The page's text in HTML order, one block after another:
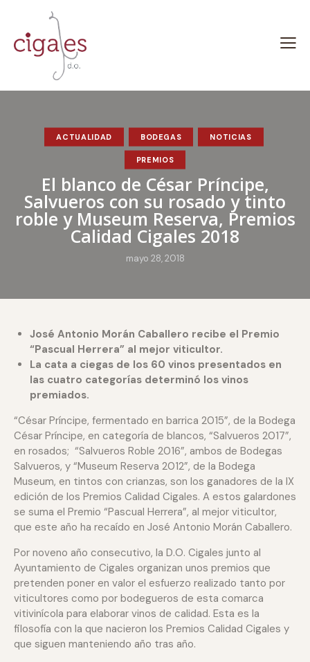
ACTUALIDAD BODEGAS NOTICIAS
PREMIOS
El blanco de César Príncipe,
Salvueros con su rosado y tinto
roble y Museum Reserva, Premios
Calidad Cigales 2018
mayo 28, 2018
José Antonio Morán Caballero recibe el Premio
“Pascual Herrera” al mejor viticultor.
La cata a ciegas de los 60 vinos presentados en
las cuatro categorías determinó los vinos
premiados.
“César Príncipe, fermentado en barrica 2015”, de la Bodega
César Príncipe, en categoría de blancos, “Salvueros 2017”,
en rosados; “Salvueros Roble 2016”, ambos de Bodegas
Salvueros, y “Museum Reserva 2012”, de la Bodega
Museum, en tintos con crianzas, son los ganadores de la IX
edición de los Premios Calidad Cigales. A estos galardones
se suma el Premio “Pascual Herrera”, al mejor viticultor,
que este año ha recaído en José Antonio Morán Caballero.
Por noveno año consecutivo, la D.O. Cigales junto al
Ayuntamiento de Cigales organizan unos premios que
pretenden poner en valor el esfuerzo realizado tanto por
viticultores como por bodegueros de esta comarca
vitivinícola para elaborar vinos de calidad. Esta es la
filosofía con la que nacieron los Premios Calidad Cigales y
que siguen manteniendo año tras año.